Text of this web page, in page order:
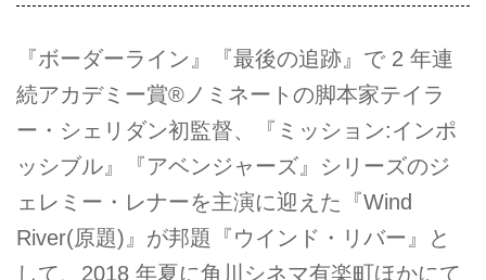
『ボーダーライン』『最後の追跡』で 2 年連
続アカデミー賞®ノミネートの脚本家テイラ
ー・シェリダン初監督、『ミッション:インポ
ッシブル』『アベンジャーズ』シリーズのジ
ェレミー・レナーを主演に迎えた『Wind
River(原題)』が邦題『ウインド・リバー』と
して、2018 年夏に角川シネマ有楽町ほかにて